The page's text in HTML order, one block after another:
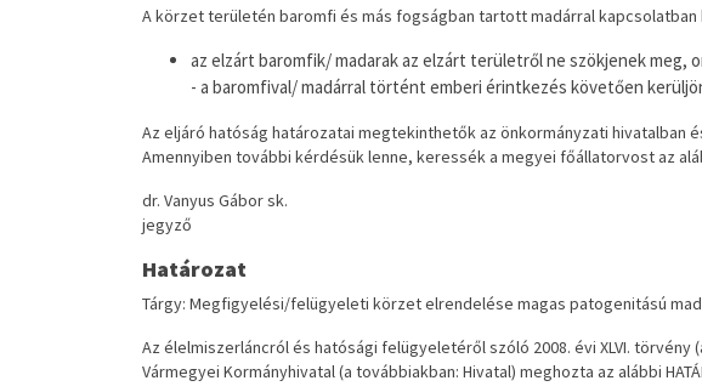
A körzet területén baromfi és más fogságban tartott madárral
az elzárt baromfik/ madarak az elzárt területről ne szökjenek meg,
- a baromfival/ madárral történt emberi érintkezés követően
Az eljáró hatóság határozatai megtekinthetők az önkormányzati hivatalban
Amennyiben további kérdésük lenne, keressék a megyei főállatorvost az
dr. Vanyus Gábor sk.
jegyző
Határozat
Tárgy: Megfigyelési/felügyeleti körzet elrendelése magas patogenitású
Az élelmiszerláncról és hatósági felügyeletéről szóló 2008. évi XLVI.
Vármegyei Kormányhivatal (a továbbiakban: Hivatal) meghozta az alábbi